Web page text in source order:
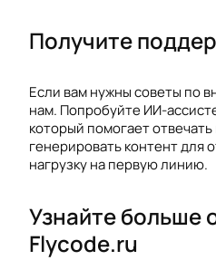
Получите
Если вам нужны советы по
нам. Попробуйте ИИ-
который помогает
генерировать контент для
нагрузку на первую линию.
Узнайте больше
Flycode.ru